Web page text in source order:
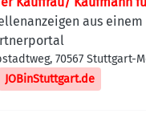
(w/m/d)
aus einem
70567 Stuttgart-
JOBinStuttgart.de